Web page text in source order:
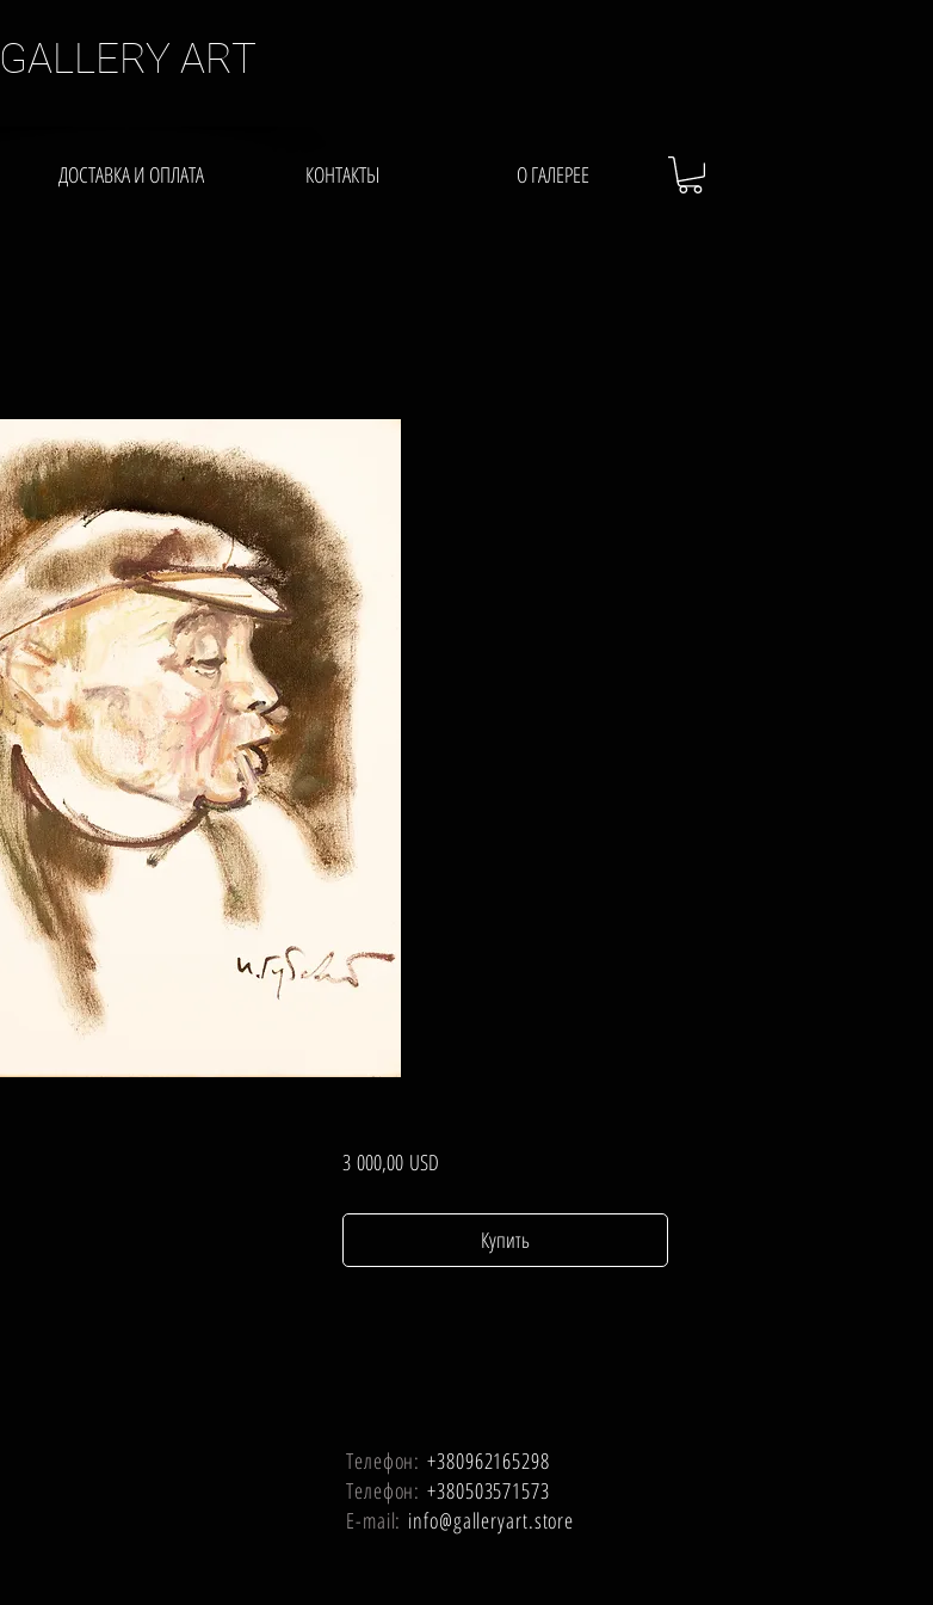
GALLERY ART
О ГАЛЕРЕЕ
КОНТАКТЫ
ДОСТАВКА И ОПЛАТА
3 000,00 USDЦена
Купить
Телефон: +380962165298
Телефон: +380503571573
E-mail: info@galleryart.store